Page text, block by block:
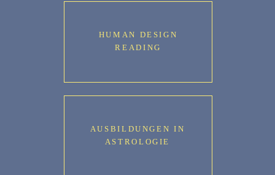
AUSBILDUNGEN IN
ASTROLOGIE
HUMAN DESIGN
READING